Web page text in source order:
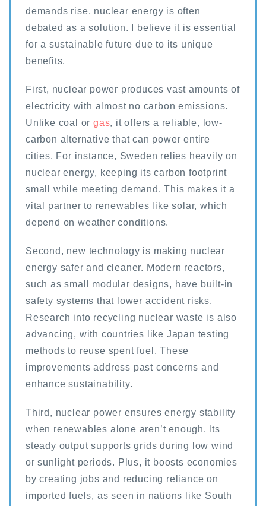
demands rise, nuclear energy is often
debated as a solution. I believe it is essential
for a sustainable future due to its unique
benefits.
First, nuclear power produces vast amounts of
electricity with almost no carbon emissions.
Unlike coal orgas, it offers a reliable, low-
carbon alternative that can power entire
cities. For instance, Sweden relies heavily on
nuclear energy, keeping its carbon footprint
small while meeting demand. This makes it a
vital partner to renewables like solar, which
depend on weather conditions.
Second, new technology is making nuclear
energy safer and cleaner. Modern reactors,
such as small modular designs, have built-in
safety systems that lower accident risks.
Research into recycling nuclear waste is also
advancing, with countries like Japan testing
methods to reuse spent fuel. These
improvements address past concerns and
enhance sustainability.
Third, nuclear power ensures energy stability
when renewables alone aren’t enough. Its
steady output supports grids during low wind
or sunlight periods. Plus, it boosts economies
by creating jobs and reducing reliance on
imported fuels, as seen in nations like South